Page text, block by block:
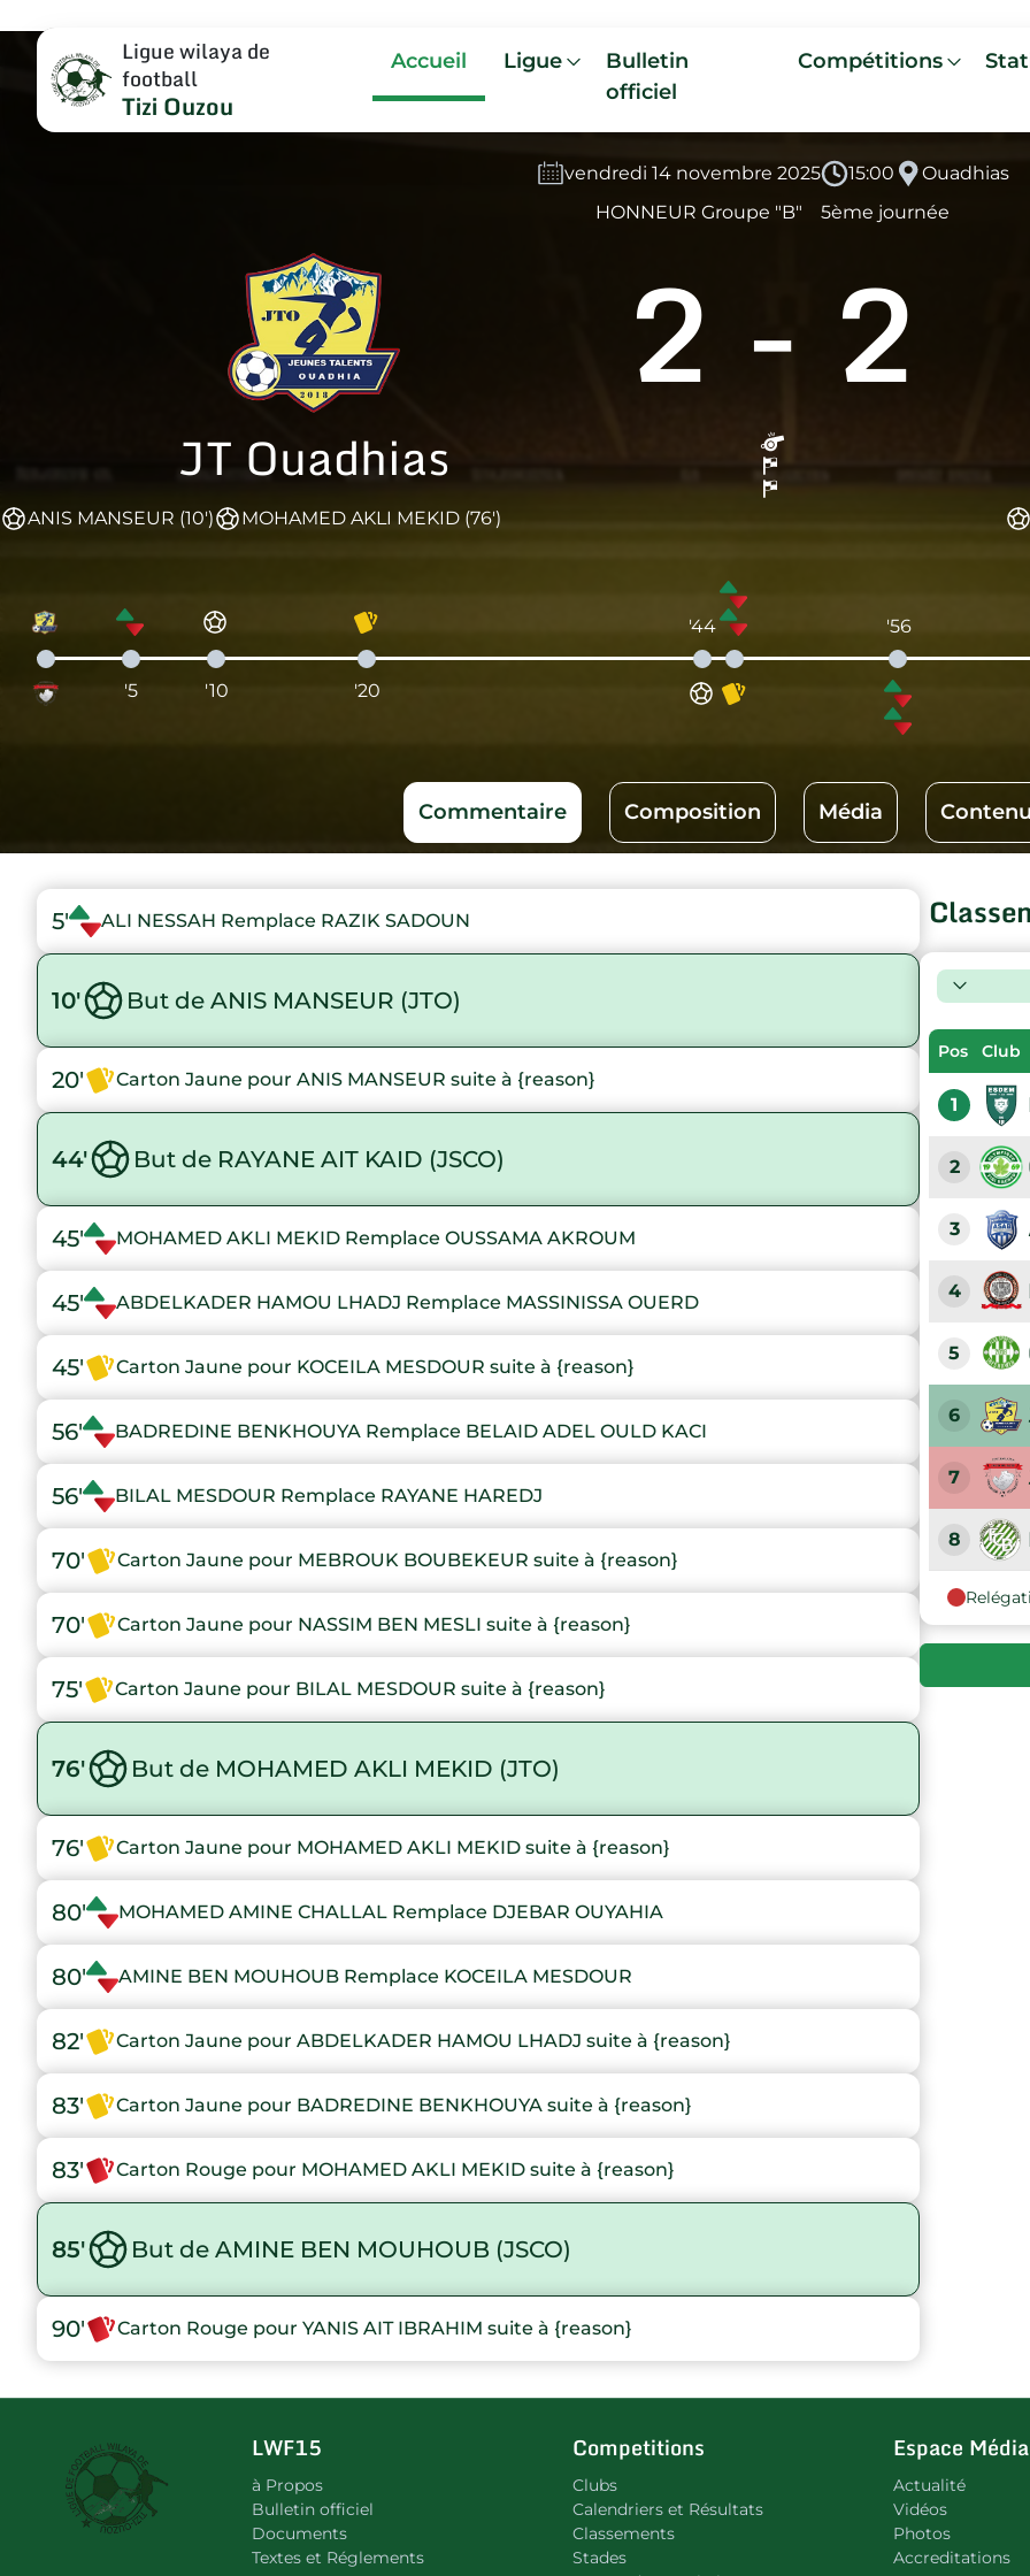
Ligue wilaya de
football
Tizi Ouzou
Accueil Ligue
Bulletin
officiel
Compétitions
vendredi 14 novembre 2025 15:00
Ouadhias
HONNEUR Groupe "B"
5ème journée
JT Ouadhias
2 - 2
ANIS MANSEUR (10') MOHAMED AKLI MEKID (76')
'5 '10 '20
'44 '56
Commentaire Composition Média
5' ALI NESSAH Remplace RAZIK SADOUN
10' But de ANIS MANSEUR (JTO)
20' Carton Jaune pour ANIS MANSEUR suite à {reason}
44' But de RAYANE AIT KAID (JSCO)
45' MOHAMED AKLI MEKID Remplace OUSSAMA AKROUM
45' ABDELKADER HAMOU LHADJ Remplace MASSINISSA OUERD
45' Carton Jaune pour KOCEILA MESDOUR suite à {reason}
56' BADREDINE BENKHOUYA Remplace BELAID ADEL OULD KACI
56' BILAL MESDOUR Remplace RAYANE HAREDJ
70' Carton Jaune pour MEBROUK BOUBEKEUR suite à {reason}
70' Carton Jaune pour NASSIM BEN MESLI suite à {reason}
75' Carton Jaune pour BILAL MESDOUR suite à {reason}
76' But de MOHAMED AKLI MEKID (JTO)
76' Carton Jaune pour MOHAMED AKLI MEKID suite à {reason}
80' MOHAMED AMINE CHALLAL Remplace DJEBAR OUYAHIA
80' AMINE BEN MOUHOUB Remplace KOCEILA MESDOUR
82' Carton Jaune pour ABDELKADER HAMOU LHADJ suite à {reason}
83' Carton Jaune pour BADREDINE BENKHOUYA suite à {reason}
83' Carton Rouge pour MOHAMED AKLI MEKID suite à {reason}
85' But de AMINE BEN MOUHOUB (JSCO)
90' Carton Rouge pour YANIS AIT IBRAHIM suite à {reason}
Pos Club
1
2
3
4
5
6
7
8
9
LWF15
à Propos
Bulletin officiel
Documents
Textes et Réglements
Competitions
Clubs
Calendriers et Résultats
Classements
Stades
Espace Média
Actualité
Vidéos
Photos
Accreditations